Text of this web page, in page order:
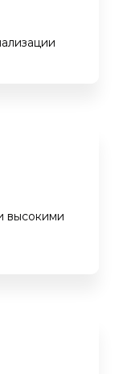
высокими